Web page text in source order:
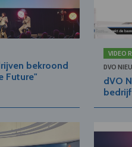
bekroond
Future"
VIDEO
DVO
dVO